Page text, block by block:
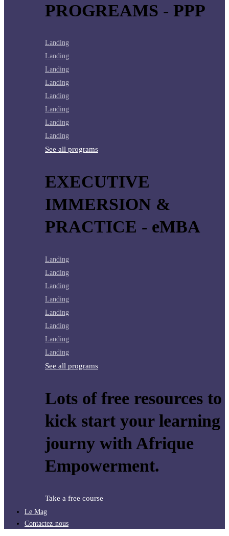
PROGREAMS - PPP
Landing
Landing
Landing
Landing
Landing
Landing
Landing
Landing
See all programs
EXECUTIVE
IMMERSION &
PRACTICE - eMBA
Landing
Landing
Landing
Landing
Landing
Landing
Landing
Landing
See all programs
Lots of free resources to
kick start your learning
journy with Afrique
Empowerment.
Take a free course
Le Mag
Contactez-nous